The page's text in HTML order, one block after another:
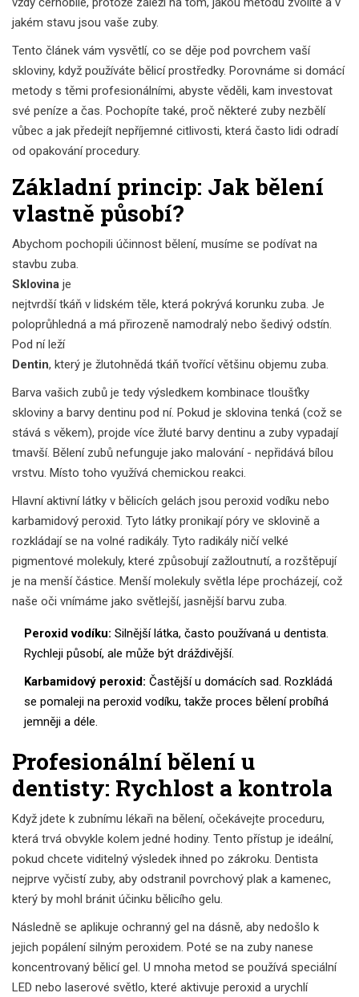
jakém stavu jsou vaše zuby.
Tento článek vám vysvětlí, co se děje pod povrchem vaší
skloviny, když používáte bělicí prostředky. Porovnáme si domácí
metody s těmi profesionálními, abyste věděli, kam investovat
své peníze a čas. Pochopíte také, proč některé zuby nezbělí
vůbec a jak předejít nepříjemné citlivosti, která často lidi odradí
od opakování procedury.
Základní princip: Jak bělení
vlastně působí?
Abychom pochopili účinnost bělení, musíme se podívat na
stavbu zuba.
Sklovina je
nejtvrdší tkáň v lidském těle, která pokrývá korunku zuba. Je
poloprůhledná a má přirozeně namodralý nebo šedivý odstín.
Pod ní leží
Dentin, který je žlutohnědá tkáň tvořící většinu objemu zuba.
Barva vašich zubů je tedy výsledkem kombinace tloušťky
skloviny a barvy dentinu pod ní. Pokud je sklovina tenká (což se
stává s věkem), projde více žluté barvy dentinu a zuby vypadají
tmavší. Bělení zubů nefunguje jako malování - nepřidává bílou
vrstvu. Místo toho využívá chemickou reakci.
Hlavní aktivní látky v bělicích gelách jsou peroxid vodíku nebo
karbamidový peroxid. Tyto látky pronikají póry ve sklovině a
rozkládají se na volné radikály. Tyto radikály ničí velké
pigmentové molekuly, které způsobují zažloutnutí, a rozštěpují
je na menší částice. Menší molekuly světla lépe procházejí, což
naše oči vnímáme jako světlejší, jasnější barvu zuba.
Peroxid vodíku: Silnější látka, často používaná u dentista.
Rychleji působí, ale může být dráždivější.
Karbamidový peroxid: Častější u domácích sad. Rozkládá
se pomaleji na peroxid vodíku, takže proces bělení probíhá
jemněji a déle.
Profesionální bělení u
dentisty: Rychlost a kontrola
Když jdete k zubnímu lékaři na bělení, očekávejte proceduru,
která trvá obvykle kolem jedné hodiny. Tento přístup je ideální,
pokud chcete viditelný výsledek ihned po zákroku. Dentista
nejprve vyčistí zuby, aby odstranil povrchový plak a kamenec,
který by mohl bránit účinku bělicího gelu.
Následně se aplikuje ochranný gel na dásně, aby nedošlo k
jejich popálení silným peroxidem. Poté se na zuby nanese
koncentrovaný bělicí gel. U mnoha metod se používá speciální
LED nebo laserové světlo, které aktivuje peroxid a urychlí